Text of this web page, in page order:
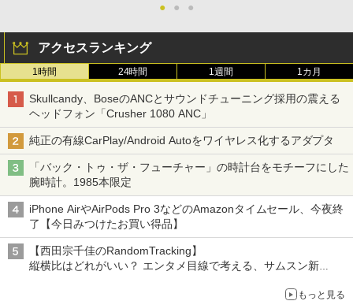
● ● ●
アクセスランキング
1時間 24時間 1週間 1カ月
Skullcandy、BoseのANCとサウンドチューニング採用の震える
ヘッドフォン「Crusher 1080 ANC」
純正の有線CarPlay/Android Autoをワイヤレス化するアダプタ
「バック・トゥ・ザ・フューチャー」の時計台をモチーフにした
腕時計。1985本限定
iPhone AirやAirPods Pro 3などのAmazonタイムセール、今夜終
了【今日みつけたお買い得品】
【西田宗千佳のRandomTracking】
縦横比はどれがいい？ エンタメ目線で考える、サムスン新
もっと見る